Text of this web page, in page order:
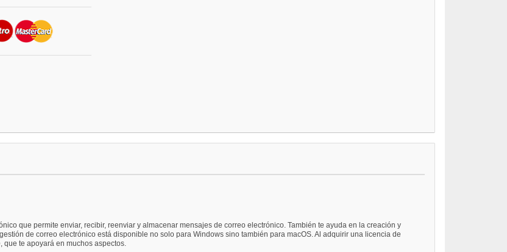
que permite enviar, recibir, reenviar y almacenar mensajes de correo electrónico. También te ayuda en la creación y
de correo electrónico está disponible no solo para Windows sino también para macOS. Al adquirir una licencia de
que te apoyará en muchos aspectos.